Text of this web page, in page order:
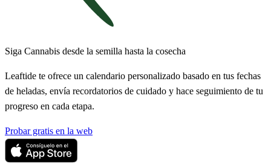
Siga Cannabis desde la semilla hasta la cosecha
Leaftide te ofrece un calendario personalizado basado en tus fechas
de heladas, envía recordatorios de cuidado y hace seguimiento de tu
progreso en cada etapa.
Probar gratis en la web